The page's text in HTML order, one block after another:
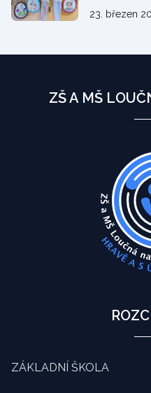
23. březen
ZŠ A MŠ
ZÁKLADNÍ ŠKOLA